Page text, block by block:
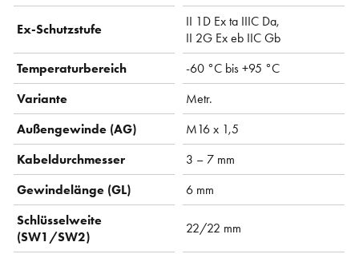
Ex-Schutzstufe
II 1D Ex ta IIIC Da,
II 2G Ex eb IIC Gb
Temperaturbereich
-60 °C bis +95 °C
Variante
Metr.
Außengewinde (AG)
M16 x 1,5
Kabeldurchmesser
3 – 7 mm
Gewindelänge (GL)
6 mm
Schlüsselweite
(SW1/SW2)
22/22 mm